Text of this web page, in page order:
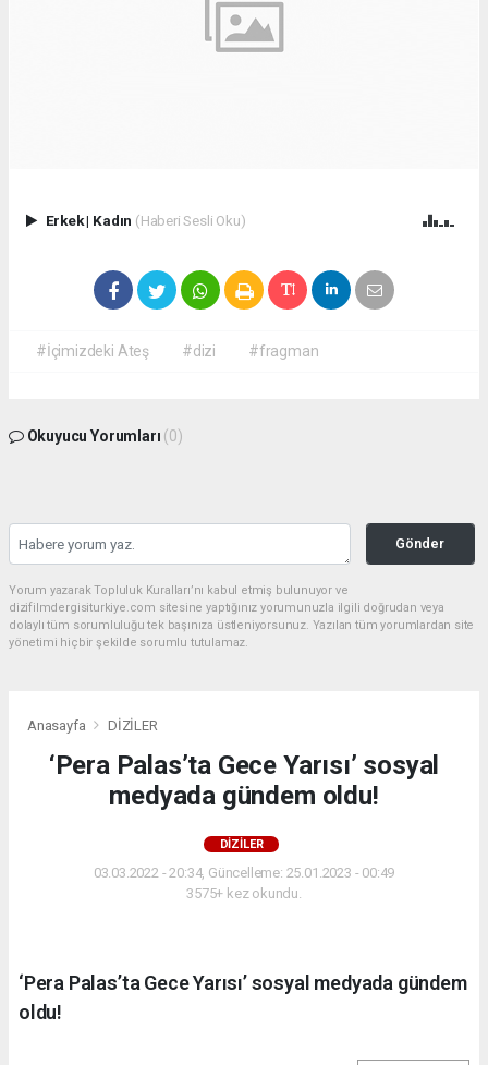
Erkek| Kadın (Haberi Sesli Oku)
#İçimizdeki Ateş #dizi #fragman
Okuyucu Yorumları (0)
Gönder
Yorum yazarak Topluluk Kuralları’nı kabul etmiş bulunuyor ve
dizifilmdergisiturkiye.com sitesine yaptığınız yorumunuzla ilgili doğrudan veya
dolaylı tüm sorumluluğu tek başınıza üstleniyorsunuz. Yazılan tüm yorumlardan site
yönetimi hiçbir şekilde sorumlu tutulamaz.
Anasayfa DİZİLER
‘Pera Palas’ta Gece Yarısı’ sosyal
medyada gündem oldu!
DİZİLER
03.03.2022 - 20:34, Güncelleme: 25.01.2023 - 00:49
3575+ kez okundu.
‘Pera Palas’ta Gece Yarısı’ sosyal medyada gündem
oldu!